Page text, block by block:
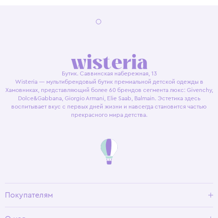
Бутик. Саввинская набережная, 13
Wisteria — мультибрендовый бутик премиальной детской одежды в
Хамовниках, представляющий более 60 брендов сегмента люкс: Givenchy,
Dolce&Gabbana, Giorgio Armani, Elie Saab, Balmain. Эстетика здесь
воспитывает вкус с первых дней жизни и навсегда становится частью
прекрасного мира детства.
Покупателям